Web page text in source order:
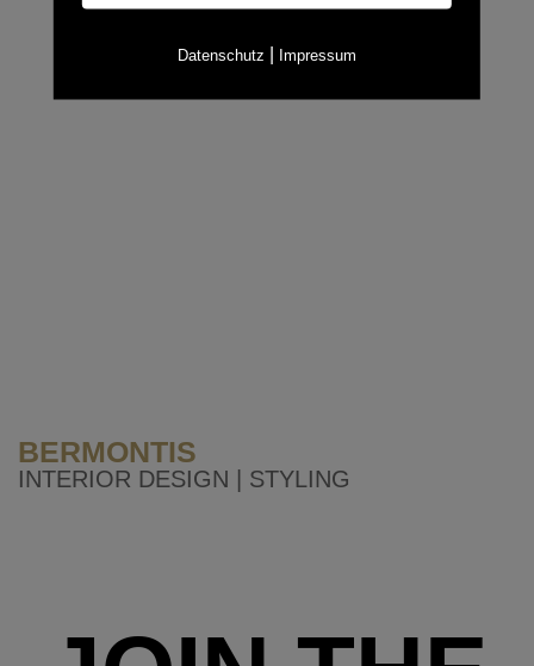
BERMONTIS
INTERIOR DESIGN | STYLING
Datenschutz Impressum